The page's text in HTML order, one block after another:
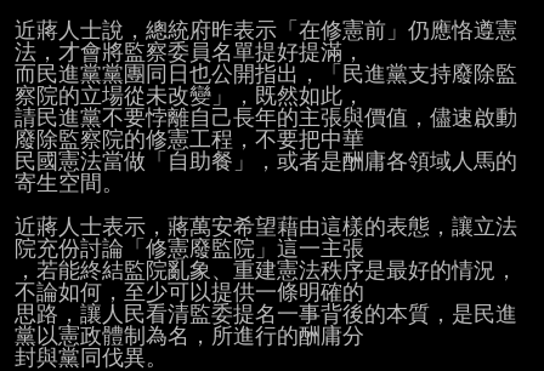
近蔣人士說，總統府昨表示「在修憲前」仍應恪遵憲
法，才會將監察委員名單提好提滿，
而民進黨黨團同日也公開指出，「民進黨支持廢除監
察院的立場從未改變」，既然如此，
請民進黨不要悖離自己長年的主張與價值，儘速啟動
廢除監察院的修憲工程，不要把中華
民國憲法當做「自助餐」，或者是酬庸各領域人馬的
寄生空間。
近蔣人士表示，蔣萬安希望藉由這樣的表態，讓立法
院充份討論「修憲廢監院」這一主張
，若能終結監院亂象、重建憲法秩序是最好的情況，
不論如何，至少可以提供一條明確的
思路，讓人民看清監委提名一事背後的本質，是民進
黨以憲政體制為名，所進行的酬庸分
封與黨同伐異。